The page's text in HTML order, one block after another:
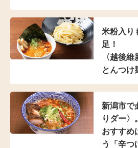
米粉入り
足！
〈越後
とんつけ
新潟市で
りダー〉。
おすすめ
う「辛つ